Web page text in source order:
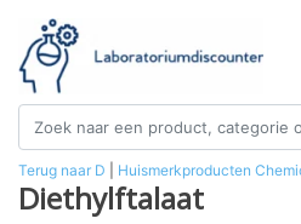
Terug naar D Huismerkproducten
Diethylftalaat